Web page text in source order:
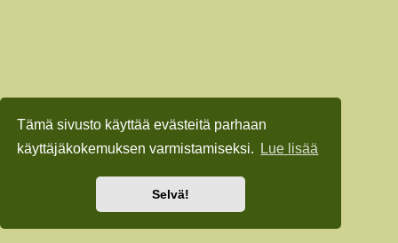
Tämä sivusto käyttää evästeitä parhaan
käyttäjäkokemuksen varmistamiseksi.
Lue lisää
Selvä!